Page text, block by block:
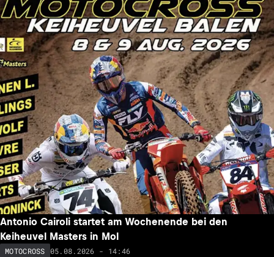
Antonio Cairoli startet am Wochenende bei den
Keiheuvel Masters in Mol
MOTOCROSS 05.08.2026 - 14:46